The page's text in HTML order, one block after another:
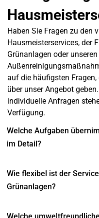
Haben Sie Fragen zu den
Hausmeisterservices, der
Grünanlagen oder
auf die häufigsten
über unser Angebot
individuelle Anfragen
Verfügung.
Welche Aufgaben
im Detail?
Wie flexibel ist der
Grünanlagen?
Welche